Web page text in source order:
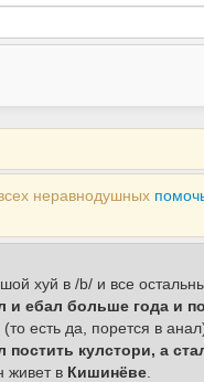
неравнодушных
хуй в /b/ и все
и ебал больше года и
есть да, порется в
кулстори, а
живет в Кишинёве